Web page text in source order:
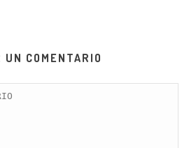
UN COMENTARIO